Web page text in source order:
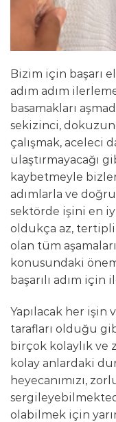
Bizim için başarı
adım adım
basamakları
sekizinci,
çalışmak, aceleci
ulaştırmayacağı
kaybetmeyle
adımlarla ve
sektörde işini en
oldukça az, tertipli
olan tüm
konusundaki
başarılı adım için
Yapılacak her işin
tarafları olduğu
birçok kolaylık ve
kolay anlardaki
heyecanımızı,
olabilmek için